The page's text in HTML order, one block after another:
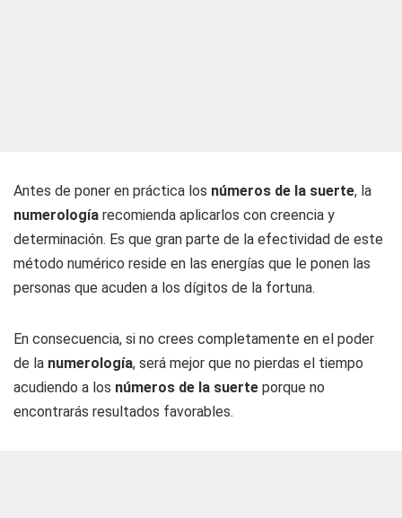
Antes de poner en práctica los números de la suerte, la
numerología recomienda aplicarlos con creencia y
determinación. Es que gran parte de la efectividad de este
método numérico reside en las energías que le ponen las
personas que acuden a los dígitos de la fortuna.
En consecuencia, si no crees completamente en el poder
de la numerología, será mejor que no pierdas el tiempo
acudiendo a los números de la suerte porque no
encontrarás resultados favorables.